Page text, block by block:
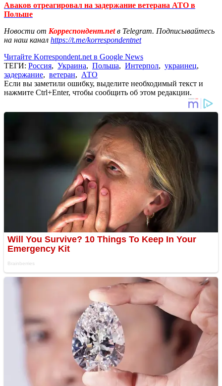
Аваков отреагировал на задержание ветерана АТО в
Польше
Новости от Корреспондент.netв Telegram. Подписывайтесь
на наш канал https://t.me/korrespondentnet
Читайте Korrespondent.net в Google News
ТЕГИ: Россия, Украина, Польша, Интерпол, украинец,
задержание, ветеран, АТО
Если вы заметили ошибку, выделите необходимый текст и
нажмите Ctrl+Enter, чтобы сообщить об этом редакции.